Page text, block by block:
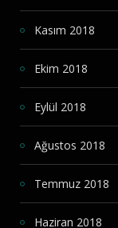
Kasım 2018
Ekim 2018
Eylül 2018
Ağustos 2018
Temmuz 2018
Haziran 2018